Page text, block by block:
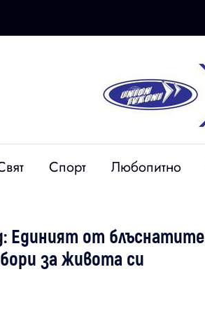
Спорт Любопитно
Единият от блъснатите
за живота си